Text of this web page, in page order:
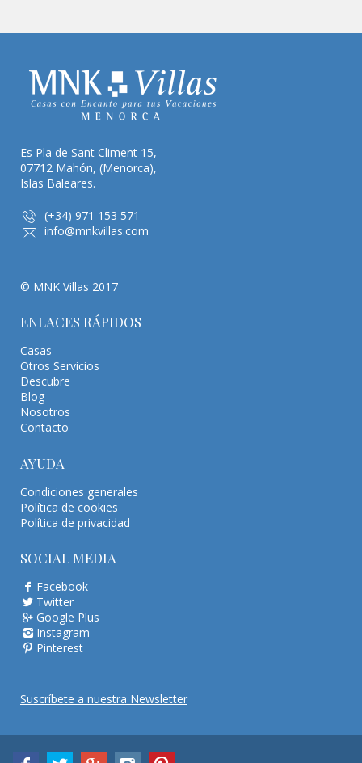
Es Pla de Sant Climent 15,
07712 Mahón, (Menorca),
Islas Baleares.
(+34) 971 153 571
info@mnkvillas.com
© MNK Villas 2017
ENLACES RÁPIDOS
Casas
Otros Servicios
Descubre
Blog
Nosotros
Contacto
AYUDA
Condiciones generales
Política de cookies
Política de privacidad
SOCIAL MEDIA
Facebook
Twitter
Google Plus
Instagram
Pinterest
Suscríbete a nuestra Newsletter